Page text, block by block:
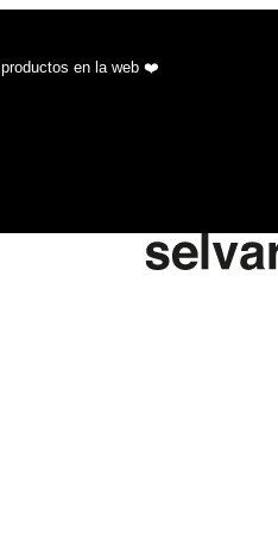
en la web ❤️